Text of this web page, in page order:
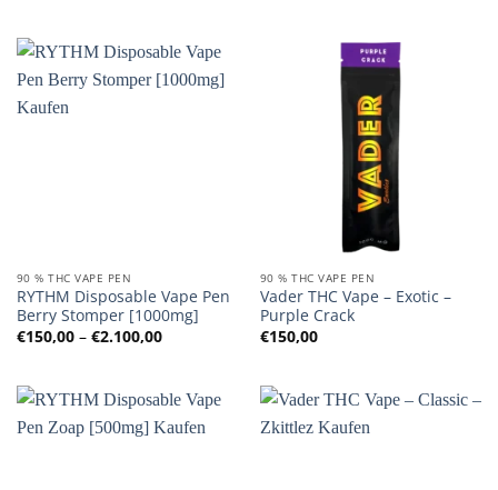
90 % THC VAPE PEN
RYTHM Disposable Vape Pen
Berry Stomper [1000mg]
€150,00 – €2.100,00Preisspanne:
€150,00
90 % THC VAPE PEN
Vader THC Vape – Exotic –
Purple Crack
€150,00